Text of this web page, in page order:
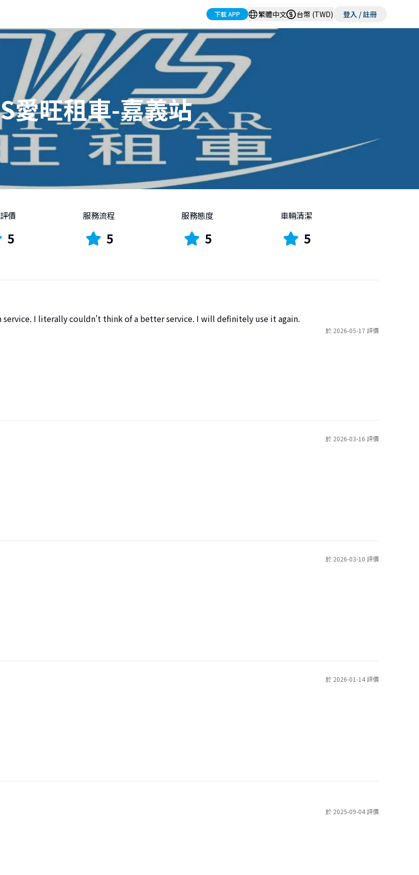
下載 APP 繁體中文 台幣 (TWD) 登入 / 註冊
愛旺租車-嘉義站
價
5
服務流程
5
服務態度
5
車輛清潔
5
service. I literally couldn't think of a better service. I will definitely use it again.
於 2026-05-17 評價
於 2026-03-16 評價
於 2026-03-10 評價
於 2026-01-14 評價
於 2025-09-04 評價